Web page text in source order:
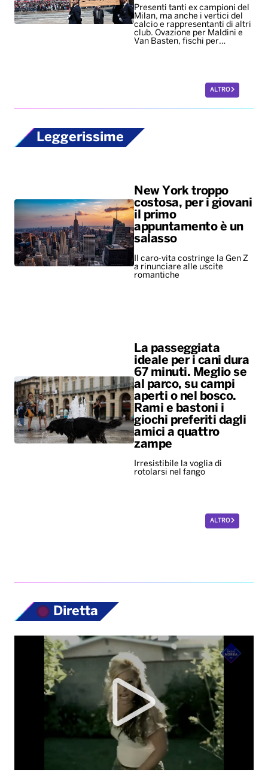
Presenti tanti ex campioni del
Milan, ma anche i vertici del
calcio e rappresentanti di altri
club. Ovazione per Maldini e
Van Basten, fischi per…
ALTRO
Leggerissime
New York troppo
costosa, per i giovani
il primo
appuntamento è un
salasso
Il caro-vita costringe la Gen Z
a rinunciare alle uscite
romantiche
La passeggiata
ideale per i cani dura
67 minuti. Meglio se
al parco, su campi
aperti o nel bosco.
Rami e bastoni i
giochi preferiti dagli
amici a quattro
zampe
Irresistibile la voglia di
rotolarsi nel fango
ALTRO
Diretta